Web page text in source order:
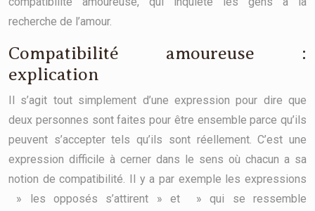
recherche de l’amour.
Compatibilité amoureuse :
explication
Il s’agit tout simplement d’une expression pour dire que
deux personnes sont faites pour être ensemble parce qu’ils
peuvent s’accepter tels qu’ils sont réellement. C’est une
expression difficile à cerner dans le sens où chacun a sa
notion de compatibilité. Il y a par exemple les expressions
» les opposés s’attirent » et » qui se ressemble